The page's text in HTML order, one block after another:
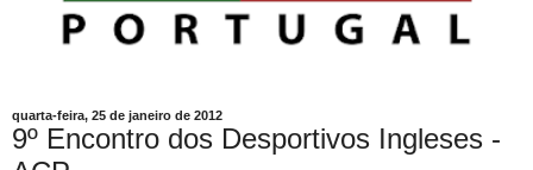
quarta-feira, 25 de janeiro de 2012
9º Encontro dos Desportivos Ingleses -